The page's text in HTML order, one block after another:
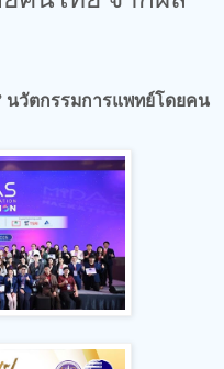
นวัตกรรมการแพทย์โดยคน